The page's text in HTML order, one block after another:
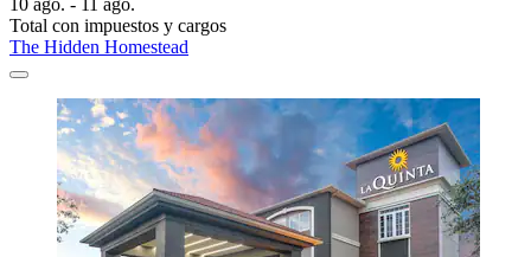
10 ago. - 11 ago.
Total con impuestos y cargos
The Hidden Homestead